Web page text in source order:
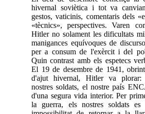
hivernal soviètica i tot va
gestos, vaticinis, comentaris dels
«tècnics», perspectives. Varen
Hitler no solament les dificultats
manigances equívoques de
per a consum de l'exèrcit i del
Quin contrast amb els espetecs
El 19 de desembre de 1941,
d'ajut hivernal, Hitler va plorar:
nostres soldats, el nostre país
d'una segura vida interior. Per
la guerra, els nostres soldats